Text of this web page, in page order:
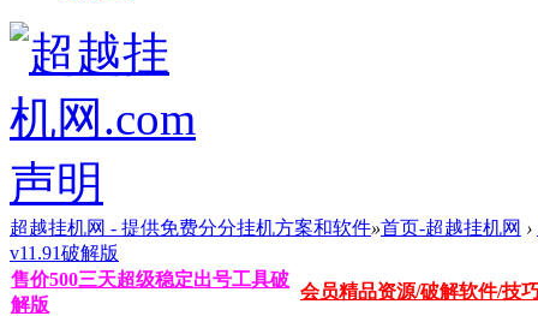
超越挂机网 - 提供免费分分挂机方案和软件»首页-超越挂机网 ›
v11.91破解版
售价500三天超级稳定出号工具破
解版
会员精品资源/破解软件/技